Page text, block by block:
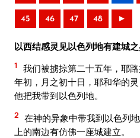
45 46 47 48 ►
以西结感灵见以色列地有建城
1
我们被掳掠第二十五年，耶
年初，月之初十日，耶和华的
他把我带到以色列地。
2 在神的异象中带我到以色列
上的南边有仿佛一座城建立。